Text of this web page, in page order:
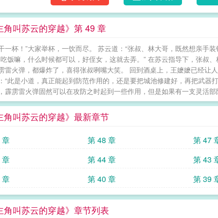
角叫苏云的穿越》第 49 章
一杯！”大家举杯，一饮而尽。 苏云道：“张叔、林大哥，既然想亲手
饭嘛，什么时候都可以，好侄女，这就去弄。” 在苏云指导下，张叔
雷火弹，都爆炸了，喜得张叔咧嘴大笑。 回到酒桌上，王嬷嬷已经让
“此是小道，真正能起到防范作用的，还是要把城池修建好，再把武器
霹雳雷火弹固然可以在攻防之时起到一些作用，但是如果有一支灵活
角叫苏云的穿越》最新章节
章 第 48 章
第 47
章
第 44 章
第 43
章
第 40 章 第 39
角叫苏云的穿越》章节列表